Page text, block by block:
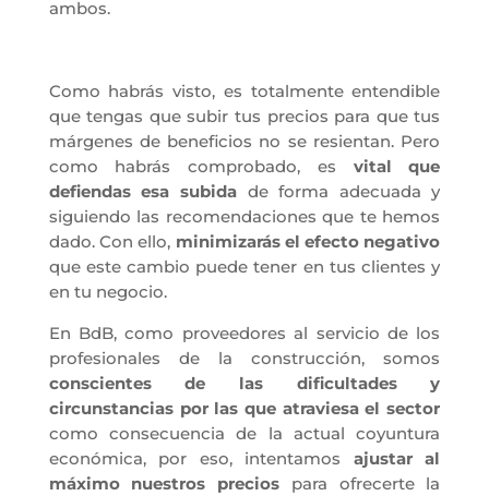
ambos.
Como habrás visto, es totalmente entendible
que tengas que subir tus precios para que tus
márgenes de beneficios no se resientan. Pero
como habrás comprobado, es vital que
defiendas esa subidade forma adecuada y
siguiendo las recomendaciones que te hemos
dado. Con ello, minimizarás el efecto negativo
que este cambio puede tener en tus clientes y
en tu negocio.
En BdB, como proveedores al servicio de los
profesionales de la construcción, somos
conscientes de las dificultades y
circunstancias por las que atraviesa el sector
como consecuencia de la actual coyuntura
económica, por eso, intentamos ajustar al
máximo nuestros precios para ofrecerte la